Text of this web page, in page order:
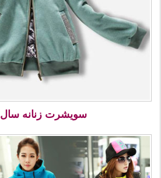
سویشرت زنانه سال 2015